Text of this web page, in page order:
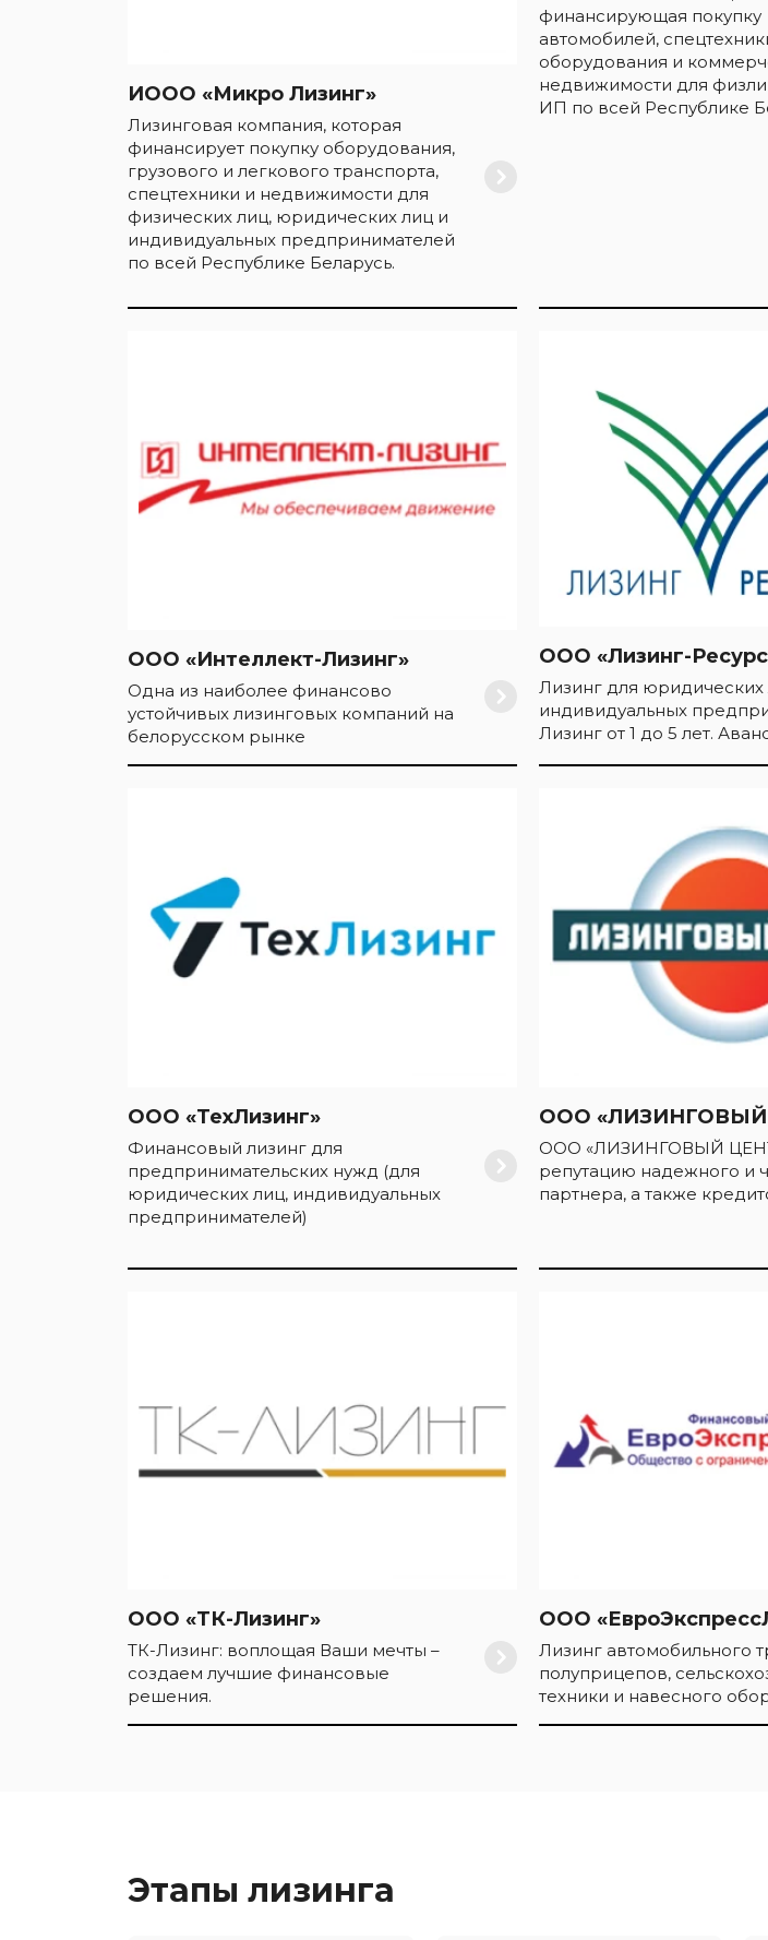
ИООО «Микро Лизинг»
Лизинговая компания, которая
финансирует покупку оборудования,
грузового и легкового транспорта,
спецтехники и недвижимости для
физических лиц, юридических лиц и
индивидуальных предпринимателей
по всей Республике Беларусь.
финансирующая покупку
автомобилей,
оборудования и
недвижимости для
ИП по всей Республике
ООО «Интеллект-Лизинг»
Одна из наиболее финансово
устойчивых лизинговых компаний на
белорусском рынке
ООО «Лизинг-
Лизинг для юридических
индивидуальных
Лизинг от 1 до 5 лет.
ООО «ТехЛизинг»
Финансовый лизинг для
предпринимательских нужд (для
юридических лиц, индивидуальных
предпринимателей)
ООО «ЛИЗИНГОВЫЙ
ООО «ЛИЗИНГОВЫЙ
репутацию надежного и
партнера, а также
ООО «ТК-Лизинг»
ТК-Лизинг: воплощая Ваши мечты –
создаем лучшие финансовые
решения.
ООО
Лизинг автомобильного
полуприцепов,
техники и навесного
Этапы лизинга